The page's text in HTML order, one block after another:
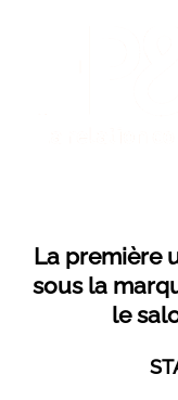
La première
sous la
le